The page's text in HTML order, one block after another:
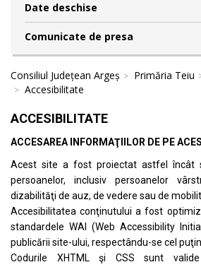
Date deschise
Comunicate de presa
Consiliul Județean Argeș Primăria Teiu
Accesibilitate
ACCESIBILITATE
ACCESAREA INFORMAŢIILOR DE PE
Acest site a fost proiectat astfel încât
persoanelor, inclusiv persoanelor
dizabilităţi de auz, de vedere sau de
Accesibilitatea conţinutului a fost
standardele WAI (Web Accessibility
publicării site-ului, respectându-se cel
Codurile XHTML şi CSS sunt